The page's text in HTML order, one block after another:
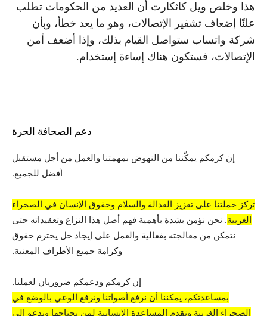
هذا وخلص ويل كاثكارت أن العديد من الحكومات تطلب
علنًا إضعاف تشفير الإتصالات، وهو ما يعد خطأ، وبأن
شركة واتساب ستواصل القيام بذلك، وإذا أضعف أمن
الإتصالات، فستكون هناك إساءة إستخدام.
دعم الصحافة الحرة
إن كرمكم يمكّننا من النهوض بمهمتنا والعمل من أجل مستقبل
أفضل للجميع.
تركز حملتنا على تعزيز العدالة والسلام وحقوق الإنسان في الصحراء
الغربية. نحن نؤمن بشدة بأهمية فهم أصل هذا النزاع وتعقيداته حتى
نتمكن من معالجته بفعالية والعمل على إيجاد حل يحترم حقوق
وكرامة جميع الأطراف المعنية.
إن كرمكم ودعمكم ضروريان لعملنا.
بمساعدتكم، يمكننا أن نرفع أصواتنا ونرفع الوعي بالوضع في
الصحراء الغربية ونقدم المساعدة الإنسانية لمن يحتاجها وندعو إلى